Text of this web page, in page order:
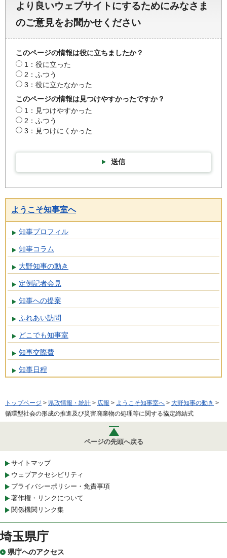
より良いウェブサイトにするためにみなさま
のご意見をお聞かせください
このページの情報は役に立ちましたか？
1：役に立った
2：ふつう
3：役に立たなかった
このページの情報は見つけやすかったですか？
1：見つけやすかった
2：ふつう
3：見つけにくかった
送信
ようこそ知事室へ
知事プロフィル
知事コラム
大野知事の動き
定例記者会見
知事への提案
ふれあい訪問
どこでも知事室
知事交際費
知事日程
トップページ > 県政情報・統計 > 広報 > ようこそ知事室へ > 大野知事の動き >
循環型社会の形成の推進及び災害廃棄物の処理等に関する協定締結式
ページの先頭へ戻る
サイトマップ
ウェブアクセシビリティ
プライバシーポリシー・免責事項
著作権・リンクについて
関係機関リンク集
埼玉県庁
県庁へのアクセス